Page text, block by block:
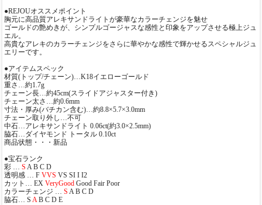
●REJOUオススメポイント
胸元に高品質アレキサンドライトが豪華なカラーチェンジを魅せ
ゴールドの艶めきが、シンプルゴージャスな感性と印象をアップさせる極上ジュ
エル。
高貴なアレキのカラーチェンジをさらに華やかな感性で輝かせるスペシャルジュ
エリーです。
●アイテムスペック
材質(トップ/チェーン)…K18イエローゴールド
重さ…約1.7g
チェーン長…約45cm(スライドアジャスター付き)
チェーン太さ…約0.6mm
寸法・厚み(バチカン含む)…約8.8×5.7×3.0mm
チェーン取り外し…不可
中石…アレキサンドライト 0.06ct(約3.0×2.5mm)
脇石…ダイヤモンド トータル 0.10ct
商品状態・・・新品
●宝石ランク
彩 … S A B C D
透明感 … F VVS VS SI I I2
カット… EX VeryGood Good Fair Poor
カラーチェンジ … S A B C D
脇石… S AB C D E